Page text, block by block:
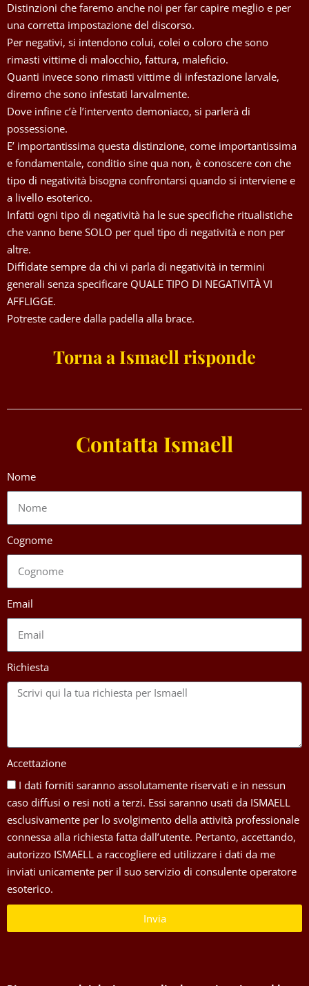
Distinzioni che faremo anche noi per far capire meglio e per
una corretta impostazione del discorso.
Per negativi, si intendono colui, colei o coloro che sono
rimasti vittime di malocchio, fattura, maleficio.
Quanti invece sono rimasti vittime di infestazione larvale,
diremo che sono infestati larvalmente.
Dove infine c’è l’intervento demoniaco, si parlerà di
possessione.
E’ importantissima questa distinzione, come importantissima
e fondamentale, conditio sine qua non, è conoscere con che
tipo di negatività bisogna confrontarsi quando si interviene e
a livello esoterico.
Infatti ogni tipo di negatività ha le sue specifiche ritualistiche
che vanno bene SOLO per quel tipo di negatività e non per
altre.
Diffidate sempre da chi vi parla di negatività in termini
generali senza specificare QUALE TIPO DI NEGATIVITÀ VI
AFFLIGGE.
Potreste cadere dalla padella alla brace.
Torna a Ismaell risponde
Contatta Ismaell
Nome
Cognome
Email
Richiesta
Accettazione
I dati forniti saranno assolutamente riservati e in nessun
caso diffusi o resi noti a terzi. Essi saranno usati da ISMAELL
esclusivamente per lo svolgimento della attività professionale
connessa alla richiesta fatta dall’utente. Pertanto, accettando,
autorizzo ISMAELL a raccogliere ed utilizzare i dati da me
inviati unicamente per il suo servizio di consulente operatore
esoterico.
Invia